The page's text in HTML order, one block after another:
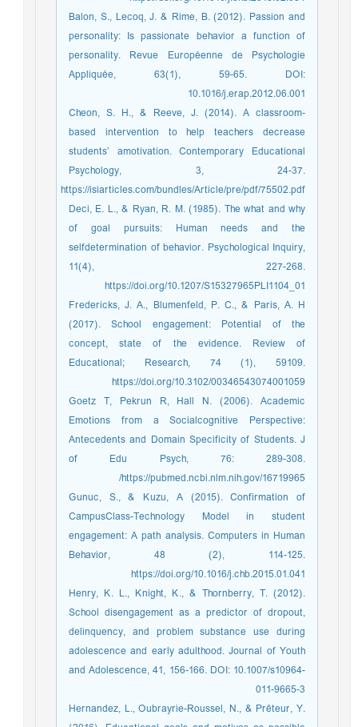
Balon, S., Lecoq, J. & Rime, B. (2012). Passion and
personality: Is passionate behavior a function of
personality. Revue Européenne de Psychologie
Appliquée, 63(1), 59-65. DOI:
10.1016/j.erap.2012.06.001
Cheon, S. H., & Reeve, J. (2014). A classroom-
based intervention to help teachers decrease
students’‎ amotivation. Contemporary Educational
Psychology, 3, 24-37.
https://isiarticles.com/bundles/Article/pre/pdf/75502.pdf
Deci, E. L., & Ryan, R. M. (1985). The what and why
of goal pursuits: Human needs and the
selfdetermination of behavior. Psychological Inquiry,
11(4), 227-268.
https://doi.org/10.1207/S15327965PLI1104_01
Fredericks, J. A., Blumenfeld, P. C., & Paris, A. H
(2017). School engagement: Potential of the
concept, state of the evidence. Review of
Educational; Research, 74 (1), 59109.
https://doi.org/10.3102/00346543074001059
Goetz T, Pekrun R, Hall N. (2006). Academic
Emotions from a Socialcognitive Perspective:
Antecedents and Domain Specificity of Students. J
of Edu Psych, 76: 289-308.
https://pubmed.ncbi.nlm.nih.gov/16719965/
Gunuc, S., & Kuzu, A (2015). Confirmation of
CampusClass-Technology Model in student
engagement: A path analysis. Computers in Human
Behavior, 48 (2), 114-125.
https://doi.org/10.1016/j.chb.2015.01.041
Henry, K. L., Knight, K., & Thornberry, T. (2012).
School disengagement as a predictor of dropout,
delinquency, and problem substance use during
adolescence and early adulthood. Journal of Youth
and Adolescence, 41, 156-166. DOI: 10.1007/s10964-
011-9665-3
Hernandez, L., Oubrayrie-Roussel, N., & Prêteur, Y.